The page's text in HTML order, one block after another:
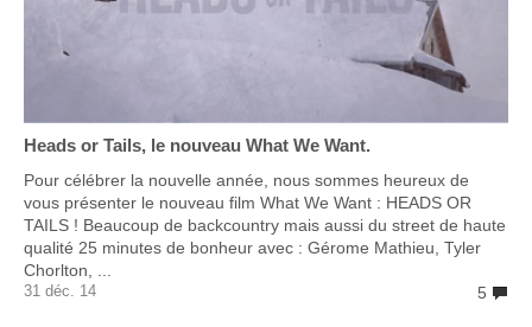
Heads or Tails, le nouveau What We Want.
Pour célébrer la nouvelle année, nous sommes heureux de
vous présenter le nouveau film What We Want : HEADS OR
TAILS ! Beaucoup de backcountry mais aussi du street de haute
qualité 25 minutes de bonheur avec : Gérome Mathieu, Tyler
Chorlton, ...
5
31 déc. 14